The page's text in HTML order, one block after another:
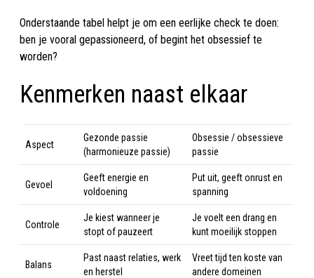
Onderstaande tabel helpt je om een eerlijke check te doen:
ben je vooral gepassioneerd, of begint het obsessief te
worden?
Kenmerken naast elkaar
Aspect
Gezonde passie
(harmonieuze passie)
Obsessie / obsessieve
passie
Gevoel
Geeft energie en
voldoening
Put uit, geeft onrust en
spanning
Controle
Je kiest wanneer je
stopt of pauzeert
Je voelt een drang en
kunt moeilijk stoppen
Balans
Past naast relaties, werk
en herstel
Vreet tijd ten koste van
andere domeinen